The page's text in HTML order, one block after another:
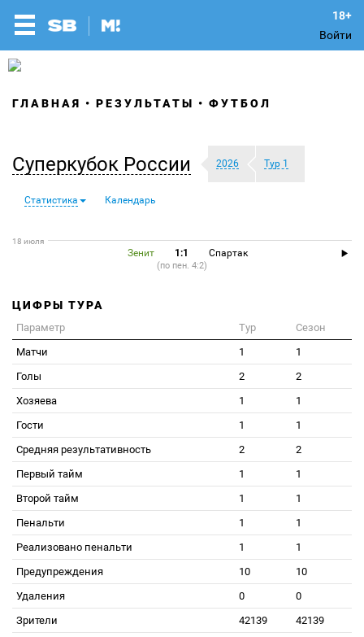
Войти
ГЛАВНАЯ РЕЗУЛЬТАТЫ ФУТБОЛ
Суперкубок России 2026 Тур 1
Статистика Календарь
18 июля
Зенит 1:1 Спартак
(по пен. 4:2)
ЦИФРЫ ТУРА
Параметр Тур
Сезон
Матчи
1
1
Голы
2
2
Хозяева
1
1
Гости
1
1
Средняя результативность
2
2
Первый тайм
1
1
Второй тайм
1
1
Пенальти
1
1
Реализовано пенальти
1
1
Предупреждения
10
10
Удаления
0
0
Зрители
42139
42139